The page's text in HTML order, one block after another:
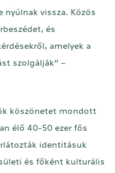
vissza. Közös
és
amelyek a
szolgálják” –
köszönetet mondott
élő 40-50 ezer fős
identitásuk
és főként kulturális